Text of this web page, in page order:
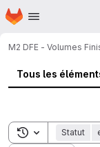
Passer au contenu principal
Page d'accueil
M2 DFE - Volumes
Tous les
Toggle search
Statut